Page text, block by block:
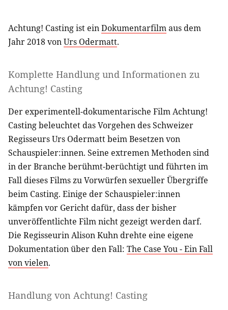
Achtung! Casting ist einDokumentarfilmaus dem
Jahr 2018 vonUrs Odermatt.
Komplette Handlung und Informationen zu
Achtung! Casting
Der experimentell-dokumentarische Film Achtung!
Casting beleuchtet das Vorgehen des Schweizer
Regisseurs Urs Odermatt beim Besetzen von
Schauspieler:innen. Seine extremen Methoden sind
in der Branche berühmt-berüchtigt und führten im
Fall dieses Films zu Vorwürfen sexueller Übergriffe
beim Casting. Einige der Schauspieler:innen
kämpfen vor Gericht dafür, dass der bisher
unveröffentlichte Film nicht gezeigt werden darf.
Die Regisseurin Alison Kuhn drehte eine eigene
Dokumentation über den Fall: The Case You - Ein Fall
von vielen.
Handlung von Achtung! Casting